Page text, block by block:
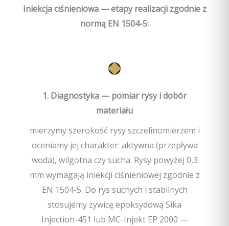
Iniekcja ciśnieniowa — etapy realizacji zgodnie z
normą EN 1504-5:
1. Diagnostyka — pomiar rysy i dobór
materiału
mierzymy szerokość rysy szczelinomierzem i
oceniamy jej charakter: aktywna (przepływa
woda), wilgotna czy sucha. Rysy powyżej 0,3
mm wymagają iniekcji ciśnieniowej zgodnie z
EN 1504-5. Do rys suchych i stabilnych
stosujemy żywicę epoksydową Sika
Injection-451 lub MC-Injekt EP 2000 —